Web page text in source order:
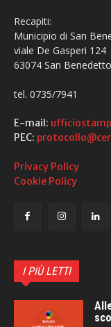
Recapiti:
Municipio di San
viale De Gasperi 124
63074 San
tel. 0735/7941
E-mail:
PEC:
Privacy Policy
Cookie Policy
I PIÙ LETTI